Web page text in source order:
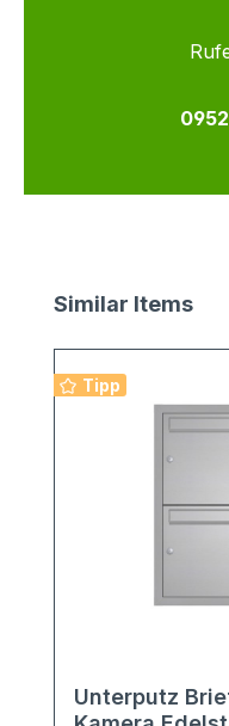
Produktgalerie
Similar Items
Tipp
Unterputz